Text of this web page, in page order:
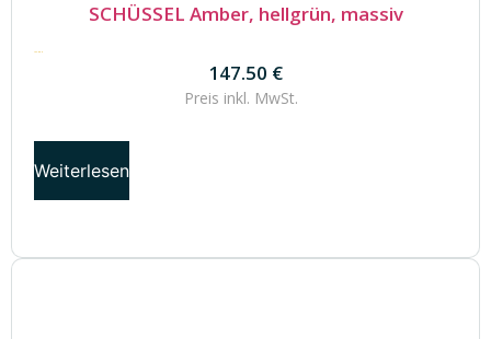
SCHÜSSEL Amber, hellgrün, massiv
147.50 €
147.50 €
Preis inkl. MwSt.
Weiterlesen